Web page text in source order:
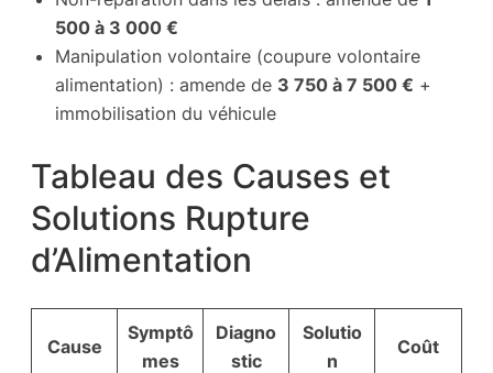
500 à 3 000 €
Manipulation volontaire (coupure volontaire
alimentation) : amende de 3 750 à 7 500 € +
immobilisation du véhicule
Tableau des Causes et
Solutions Rupture
d’Alimentation
Cause
Symptô
mes
Diagno
stic
Solutio
n
Coût